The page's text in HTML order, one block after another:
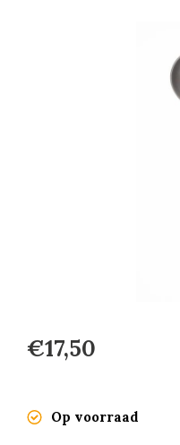
€17,50
Op voorraad